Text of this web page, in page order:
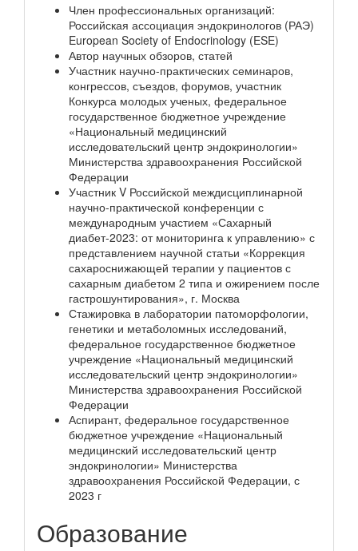
Член профессиональных организаций:
Российская ассоциация эндокринологов (РАЭ)
European Society of Endocrinology (ESE)
Автор научных обзоров, статей
Участник научно-практических семинаров,
конгрессов, съездов, форумов, участник
Конкурса молодых ученых, федеральное
государственное бюджетное учреждение
«Национальный медицинский
исследовательский центр эндокринологии»
Министерства здравоохранения Российской
Федерации
Участник V Российской междисциплинарной
научно-практической конференции с
международным участием «Сахарный
диабет-2023: от мониторинга к управлению» с
представлением научной статьи «Коррекция
сахароснижающей терапии у пациентов с
сахарным диабетом 2 типа и ожирением после
гастрошунтирования», г. Москва
Стажировка в лаборатории патоморфологии,
генетики и метаболомных исследований,
федеральное государственное бюджетное
учреждение «Национальный медицинский
исследовательский центр эндокринологии»
Министерства здравоохранения Российской
Федерации
Аспирант, федеральное государственное
бюджетное учреждение «Национальный
медицинский исследовательский центр
эндокринологии» Министерства
здравоохранения Российской Федерации, с
2023 г
Образование